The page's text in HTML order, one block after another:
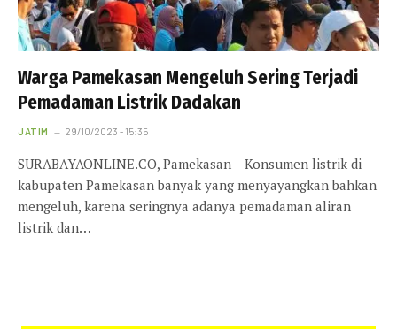
Warga Pamekasan Mengeluh Sering Terjadi
Pemadaman Listrik Dadakan
JATIM 29/10/2023 - 15:35
SURABAYAONLINE.CO, Pamekasan – Konsumen listrik di
kabupaten Pamekasan banyak yang menyayangkan bahkan
mengeluh, karena seringnya adanya pemadaman aliran
listrik dan…